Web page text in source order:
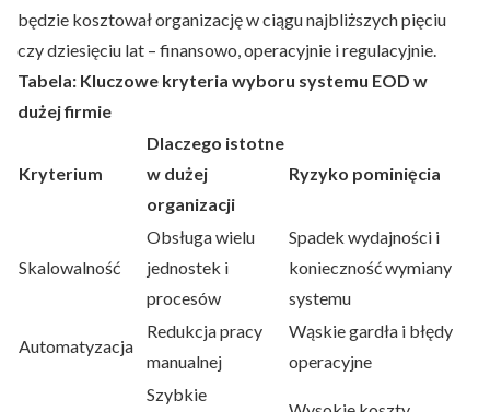
będzie kosztował organizację w ciągu najbliższych pięciu
czy dziesięciu lat – finansowo, operacyjnie i regulacyjnie.
Tabela: Kluczowe kryteria wyboru systemu EOD w
dużej firmie
Kryterium
Dlaczego istotne
w dużej
organizacji
Ryzyko pominięcia
Skalowalność
Obsługa wielu
jednostek i
procesów
Spadek wydajności i
konieczność wymiany
systemu
Automatyzacja
Redukcja pracy
manualnej
Wąskie gardła i błędy
operacyjne
Szybkie